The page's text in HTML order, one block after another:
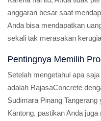
anggaran besar saat
Anda bisa mendapatkan
sekali tak merasakan
Pentingnya Memilih
Setelah mengetahui apa
adalah RajasaConcrete
Sudimara Pinang
Kantong, pastikan Anda